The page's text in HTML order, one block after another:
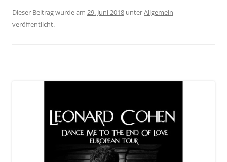
Dieser Beitrag wurde am 29. Juni 2018 unterAllgemein
veröffentlicht.